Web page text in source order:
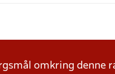
omkring denne